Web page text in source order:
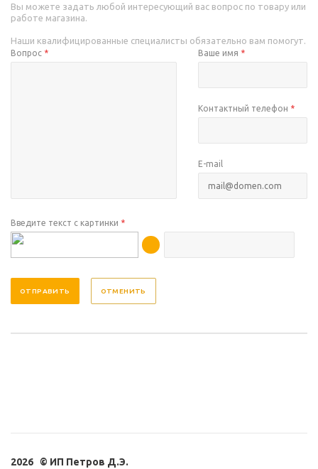
Вы можете задать любой интересующий вас вопрос по товару или
работе магазина.
Наши квалифицированные специалисты обязательно вам помогут.
Вопрос * Ваше имя *
Контактный телефон *
E-mail
Введите текст с картинки *
ОТМЕНИТЬ
2026 © ИП Петров Д.Э.